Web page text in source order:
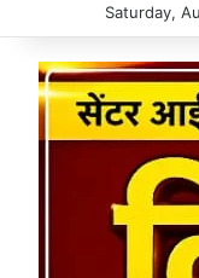
Saturday,